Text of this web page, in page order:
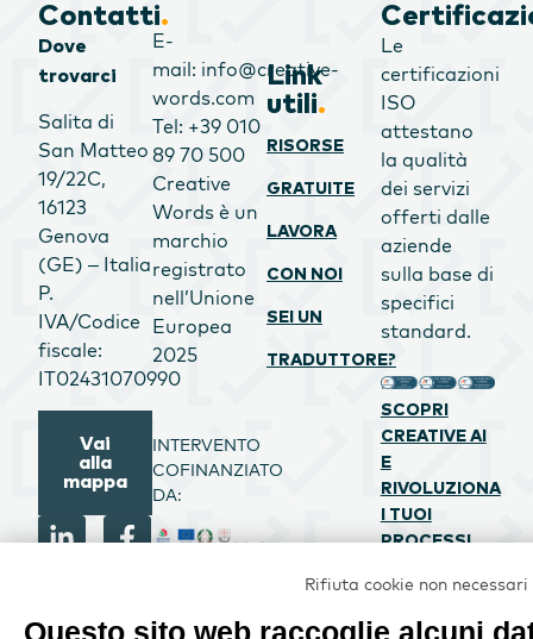
Contatti.
Dove
trovarci
Salita di
San Matteo
19/22C,
16123
Genova
(GE) – Italia
P.
IVA/Codice
fiscale:
IT02431070990
Vai
alla
mappa
E-
mail: info@creative-
words.com
Tel: +39 010
89 70 500
Creative
Words è un
marchio
registrato
nell’Unione
Europea
2025
INTERVENTO
COFINANZIATO
DA:
Link
utili.
RISORSE
GRATUITE
LAVORA
CON NOI
SEI UN
TRADUTTORE?
Le
certificazioni
ISO
attestano
la qualità
dei servizi
offerti dalle
aziende
sulla base di
specifici
standard.
SCOPRI
CREATIVE AI
E
RIVOLUZIONA
I TUOI
PROCESSI
Rifiuta cookie non
Questo sito web raccoglie alcuni